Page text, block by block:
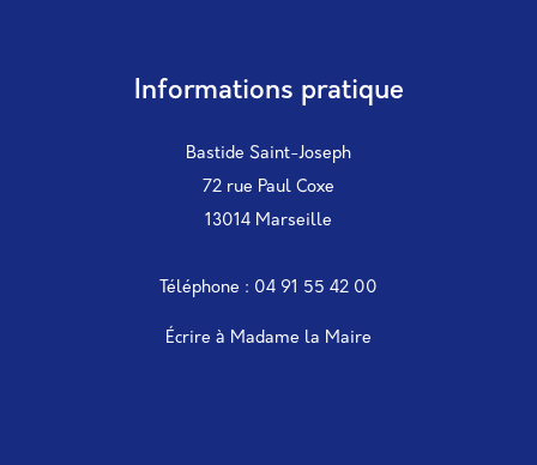
Informations pratique
Bastide Saint-Joseph
72 rue Paul Coxe
13014 Marseille
Téléphone : 04 91 55 42 00
Écrire à Madame la Maire